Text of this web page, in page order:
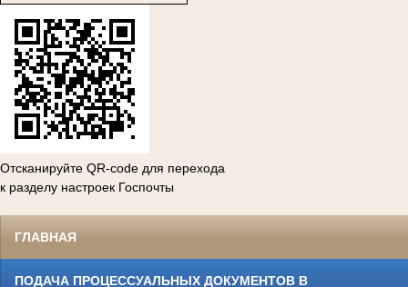
Отсканируйте QR-code для перехода
к разделу настроек Госпочты
ГЛАВНАЯ
ПОДАЧА ПРОЦЕССУАЛЬНЫХ ДОКУМЕНТОВ В